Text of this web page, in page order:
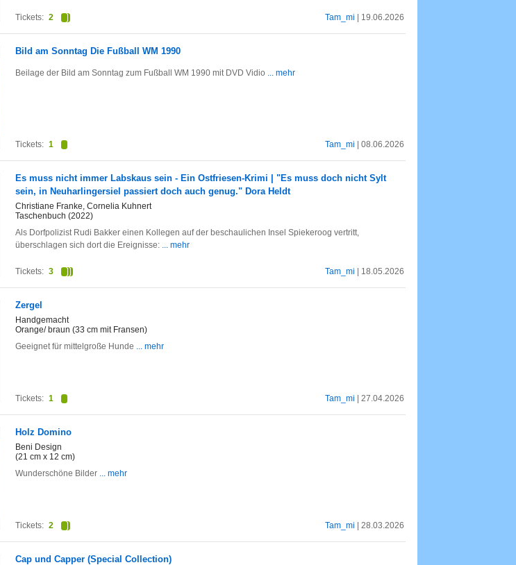
Tam_mi | 19.06.2026
Tickets: 2
Bild am Sonntag Die Fußball WM 1990
Beilage der Bild am Sonntag zum Fußball WM 1990 mit DVD Vidio ... mehr
Tam_mi | 08.06.2026
Tickets: 1
Es muss nicht immer Labskaus sein - Ein Ostfriesen-Krimi | "Es muss doch nicht Sylt
sein, in Neuharlingersiel passiert doch auch genug." Dora Heldt
Christiane Franke, Cornelia Kuhnert
Taschenbuch (2022)
Als Dorfpolizist Rudi Bakker einen Kollegen auf der beschaulichen Insel Spiekeroog vertritt,
überschlagen sich dort die Ereignisse: ... mehr
Tam_mi | 18.05.2026
Tickets: 3
Zergel
Handgemacht
Orange/ braun (33 cm mit Fransen)
Geeignet für mittelgroße Hunde ... mehr
Tam_mi | 27.04.2026
Tickets: 1
Holz Domino
Beni Design
(21 cm x 12 cm)
Wunderschöne Bilder ... mehr
Tam_mi | 28.03.2026
Tickets: 2
Cap und Capper (Special Collection)